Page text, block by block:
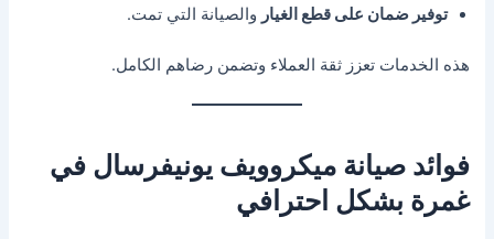
توفير ضمان على قطع الغيار والصيانة التي تمت.
هذه الخدمات تعزز ثقة العملاء وتضمن رضاهم الكامل.
فوائد صيانة ميكروويف يونيفرسال في
غمرة بشكل احترافي